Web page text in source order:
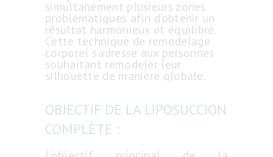
simultanément plusieurs zones
problématiques afin d’obtenir un
résultat harmonieux et équilibré.
Cette technique de remodelage
corporel s’adresse aux personnes
souhaitant remodeler leur
silhouette de manière globale.
OBJECTIF DE LA LIPOSUCCION
COMPLÈTE :